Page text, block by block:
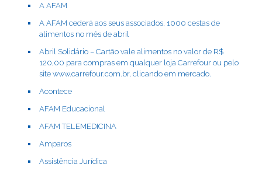
A AFAM
A AFAM cederá aos seus associados, 1000 cestas de
alimentos no mês de abril
Abril Solidário – Cartão vale alimentos no valor de R$
120,00 para compras em qualquer loja Carrefour ou pelo
site www.carrefour.com.br, clicando em mercado.
Acontece
AFAM Educacional
AFAM TELEMEDICINA
Amparos
Assistência Jurídica